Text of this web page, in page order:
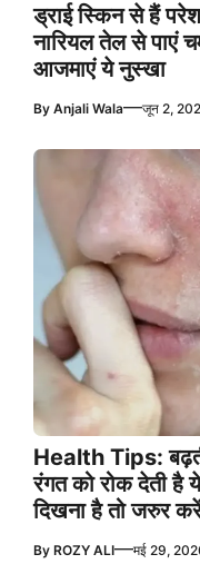
ड्राई स्किन से हैं
नारियल तेल से पाएं
आजमाएं ये नुस्खा
By Anjali Wala—जून 2,
Health Tips:
रंगत को रोक देती है
दिखना है तो जरुर
By ROZY ALI—मई 29,